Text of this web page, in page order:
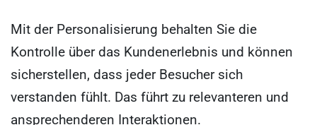
Mit der Personalisierung behalten Sie die
Kontrolle über das Kundenerlebnis und können
sicherstellen, dass jeder Besucher sich
verstanden fühlt. Das führt zu relevanteren und
ansprechenderen Interaktionen.